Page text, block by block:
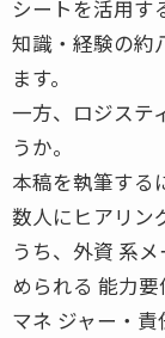
シートを活用す
知識・経験の約
ます。
一方、ロジステ
うか。
本稿を執筆する
数人にヒアリン
うち、外資 系
められる 能力
マネ ジャー・